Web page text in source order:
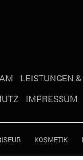
LEISTUNGEN
IMPRESSUM
KOSMETIK